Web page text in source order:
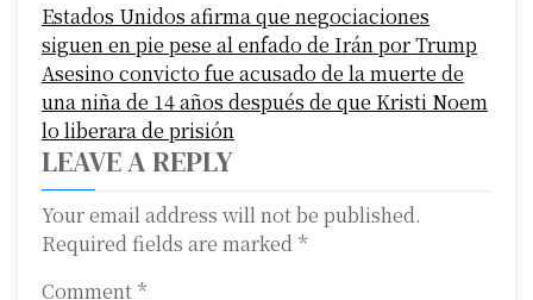
o
s
t
n
a
v
Estados Unidos afirma que negociaciones
siguen en pie pese al enfado de Irán por Trump
Asesino convicto fue acusado de la muerte de
una niña de 14 años después de que Kristi Noem
lo liberara de prisión
LEAVE A REPLY
Your email address will not be published.
Required fields are marked *
Comment *